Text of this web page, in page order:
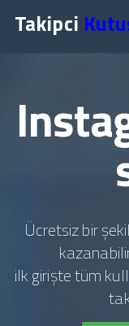
Takipci
Ücretsiz bir
ilk girişte tüm